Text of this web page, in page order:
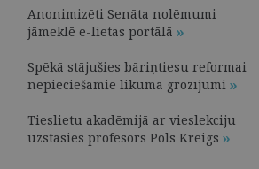
Anonimizēti Senāta nolēmumi
jāmeklē e-lietas portālā
Spēkā stājušies bāriņtiesu reformai
nepieciešamie likuma grozījumi
Tieslietu akadēmijā ar vieslekciju
uzstāsies profesors Pols Kreigs